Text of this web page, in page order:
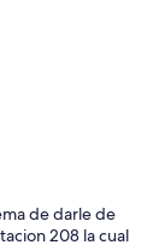
de darle de
208 la cual